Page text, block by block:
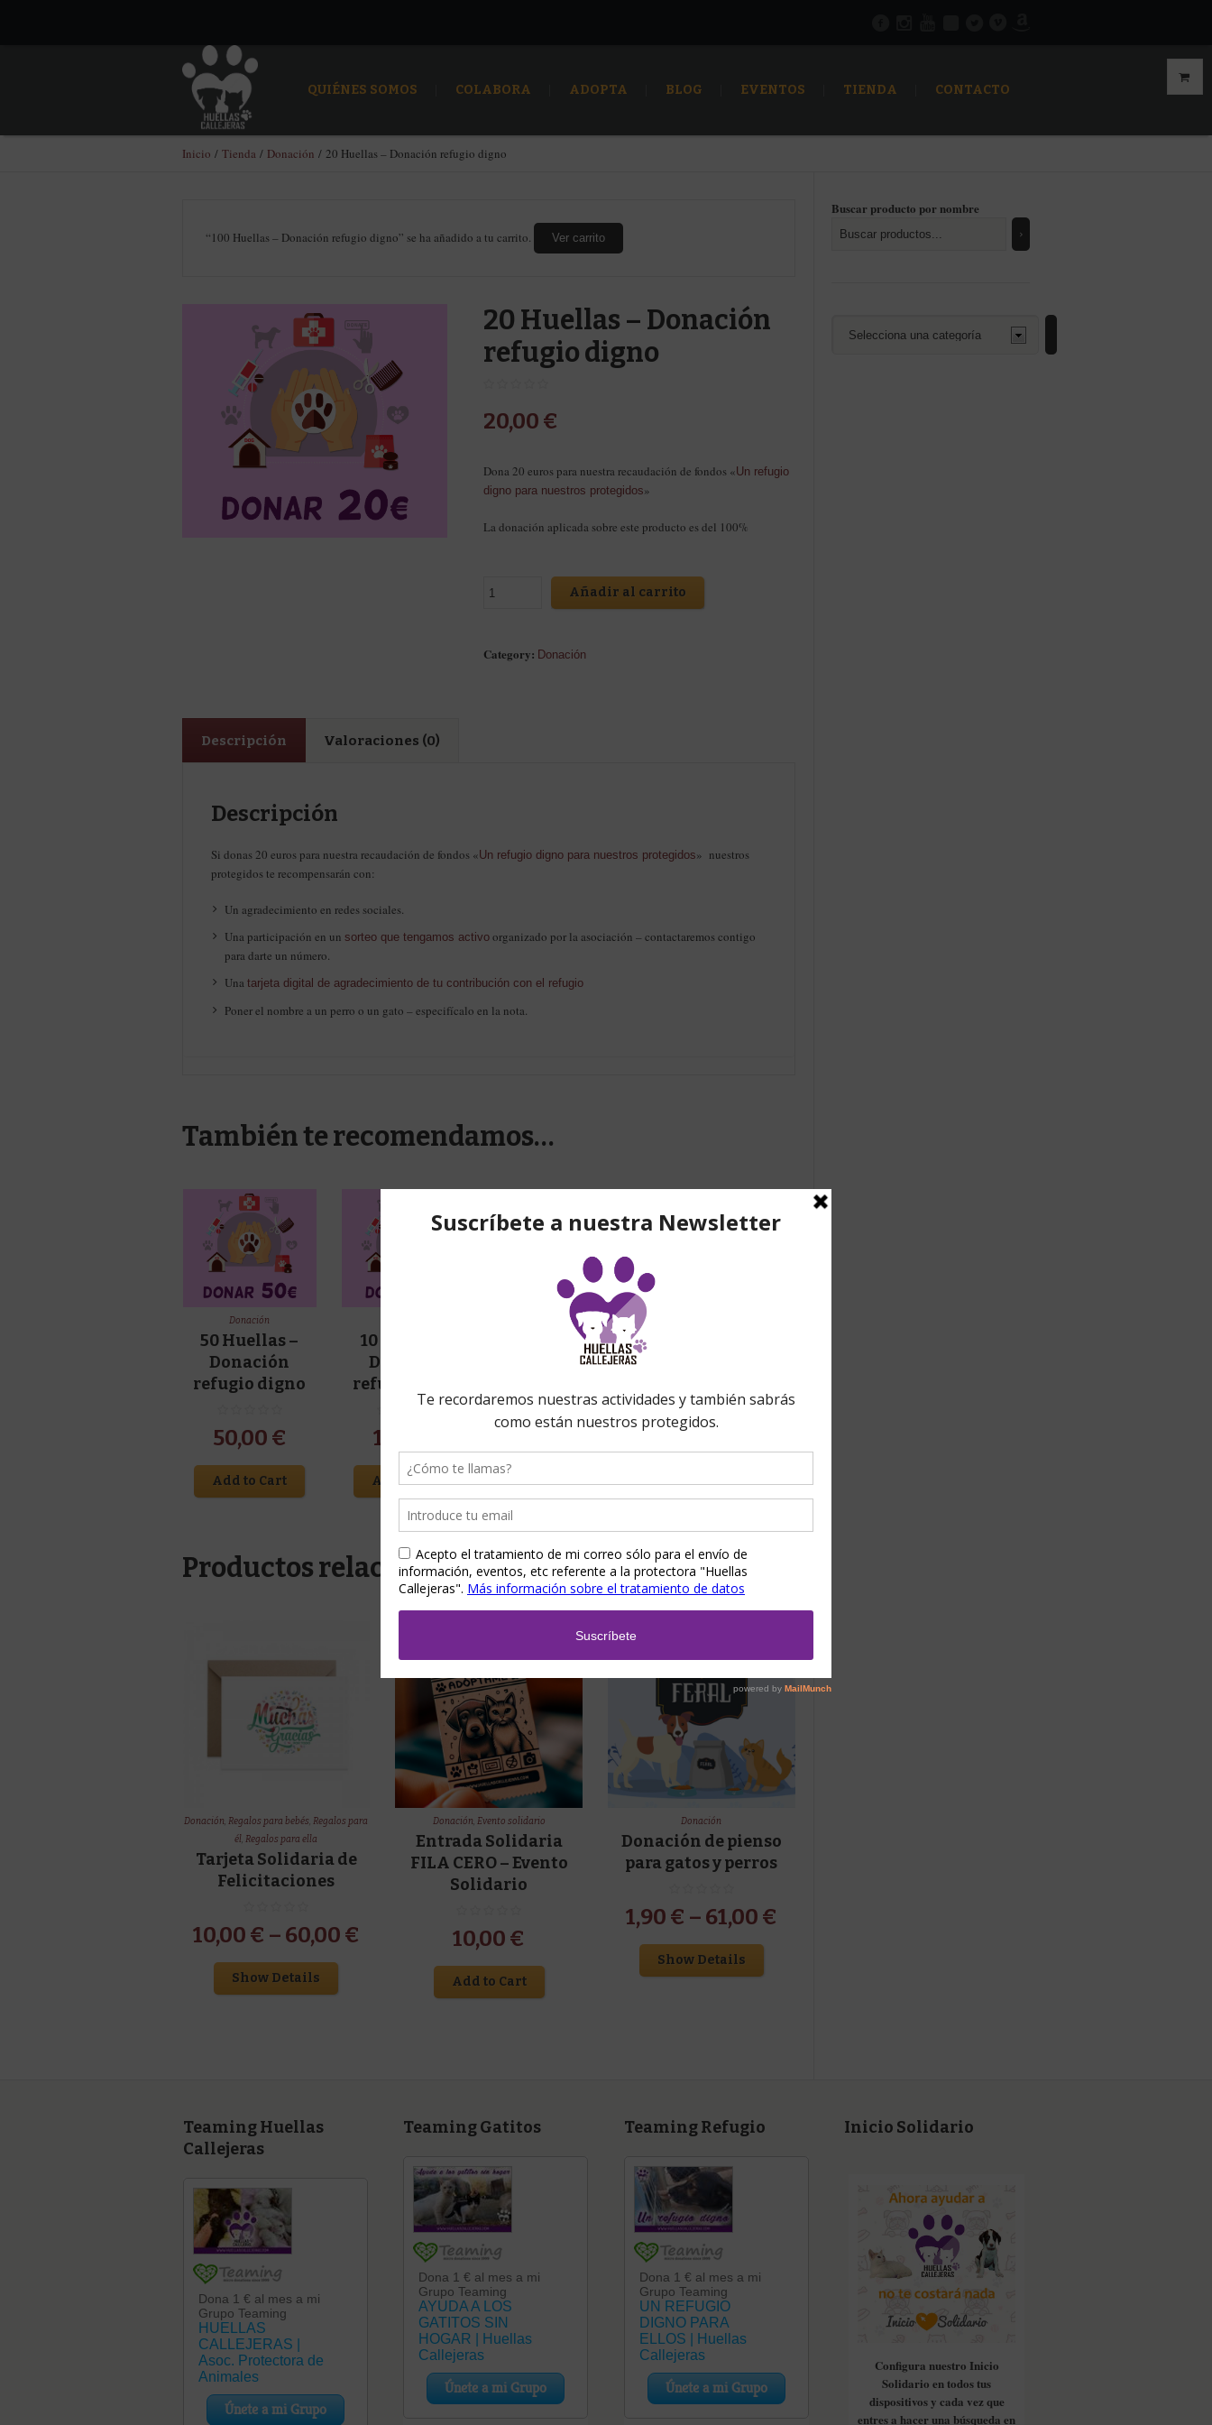
QUIÉNES SOMOS COLABORA ADOPTA BLOG EVENTOS TIENDA CONTACTO
Inicio / Tienda / Donación / 20 Huellas – Donación refugio digno
“100 Huellas – Donación refugio digno” se ha añadido a tu carrito. Ver carrito
20 Huellas – Donación
refugio digno
20,00 €
Dona 20 euros para nuestra recaudación de fondos «Un refugio
digno para nuestros protegidos»
La donación aplicada sobre este producto es del 100%
Añadir al carrito
Category: Donación
Descripción Valoraciones (0)
Descripción
Si donas 20 euros para nuestra recaudación de fondos «Un refugio digno para nuestros protegidos» nuestros
protegidos te recompensarán con:
Un agradecimiento en redes sociales.
Una participación en un sorteo que tengamos activo organizado por la asociación – contactaremos contigo
para darte un número.
Una tarjeta digital de agradecimiento de tu contribución con el refugio
Poner el nombre a un perro o un gato – especifícalo en la nota.
También te recomendamos…
Donación
50 Huellas –
Donación
refugio digno
50,00 €
Add to Cart
10 Huellas –
Donación
refugio digno
10,00
Add to Cart
Donación
100 Huellas –
Donación
Add to Cart Add to Cart
Productos relacionados
Donación,Regalos para bebés,Regalos para
él,Regalos para ella
Tarjeta Solidaria de
Felicitaciones
10,00 € – 60,00 €
Show Details
Donación, Evento solidario
Entrada Solidaria
FILA CERO – Evento
Solidario
10,00 €
Add to Cart
Donación
Donación de pienso
para gatos y perros
1,90 € – 61,00 €
Show Details
Buscar producto por nombre
una
Teaming Huellas
Callejeras
Teaming Gatitos Teaming Refugio Inicio Solidario
Configura nuestro Inicio
Solidario en todos tus
dispositivos y cada vez que
entres a hacer una búsqueda en